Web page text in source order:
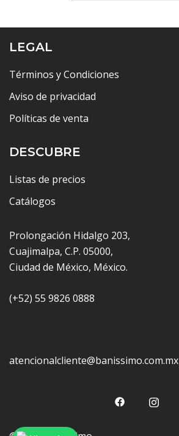
LEGAL
Términos y Condiciones
Aviso de privacidad
Políticas de venta
DESCUBRE
Listas de precios
Catálogos
Prolongación Hidalgo 203,
Cuajimalpa, C.P. 05000,
Ciudad de México, México.
(+52) 55 9826 0888
atencionalcliente@banissimo.com.mx